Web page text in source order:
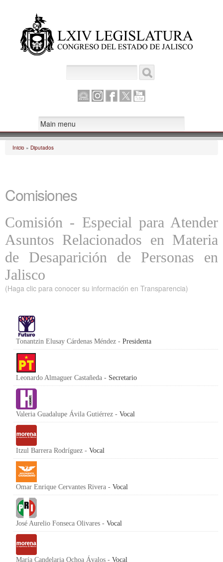
Formulario de búsqueda
Canal
Parlamento
Instagram
Facebook
Twitter
Inicio » Diputados
Comisiones
Comisión - Especial para Atender
Asuntos Relacionados en Materia
de Desaparición de Personas en
Jalisco
(Haga clic para conocer su información en Transparencia)
Tonantzin Elusay Cárdenas Méndez - Presidenta
Leonardo Almaguer Castañeda - Secretario
Valeria Guadalupe Ávila Gutiérrez - Vocal
Itzul Barrera Rodríguez - Vocal
Omar Enrique Cervantes Rivera - Vocal
José Aurelio Fonseca Olivares - Vocal
María Candelaria Ochoa Ávalos - Vocal